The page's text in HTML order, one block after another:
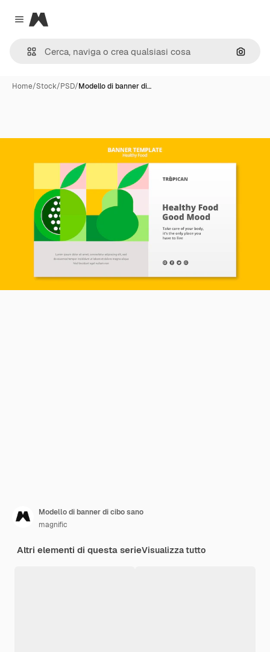
Close menu
Magnific
Cerca
Home/Stock/PSD/Modello di banner di…
Modello di banner di cibo sano
magnific
Altri elementi di questa serieVisualizza tutto